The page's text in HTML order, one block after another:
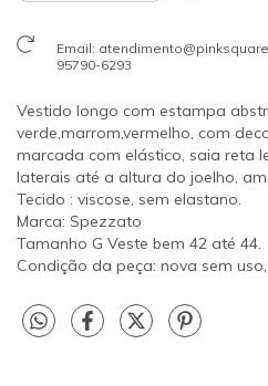
Email:
95790-6293
Vestido longo com estampa
verde,marrom,vermelho, com
marcada com elástico, saia reta
laterais até a altura do joelho,
Tecido : viscose, sem elastano.
Marca: Spezzato
Tamanho G Veste bem 42 até 44.
Condição da peça: nova sem